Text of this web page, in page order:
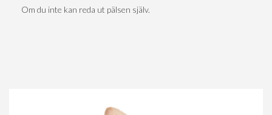
Om du inte kan reda ut pälsen själv.